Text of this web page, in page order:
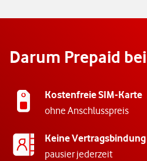
Darum Prepaid
Kostenfreie SIM-Karte
ohne Anschlusspreis
Keine Vertragsbindung
pausier jederzeit